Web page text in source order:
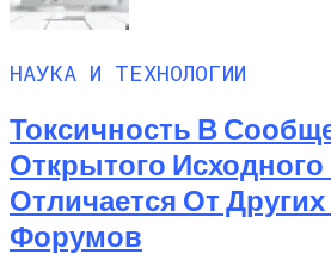
НАУКА И ТЕХНОЛОГИИ
Токсичность В
Открытого Исходного
Отличается От
Форумов